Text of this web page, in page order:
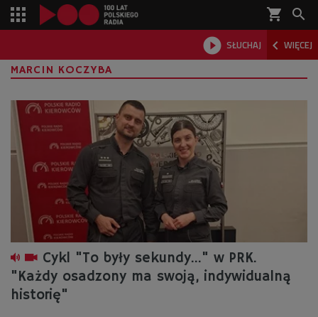
shopping_cart 
 SŁUCHAJ  WIĘCEJ

MARCIN KOCZYBA
Cykl "To były sekundy..." w PRK.
"Każdy osadzony ma swoją, indywidualną
historię"